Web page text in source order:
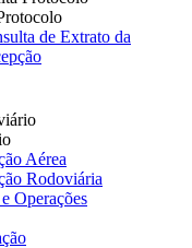
de Extrato da
Aérea
Rodoviária
Operações